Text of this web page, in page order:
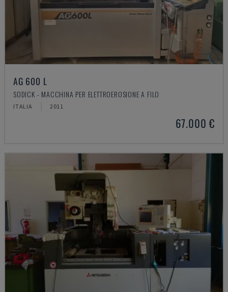
AG 600 L
SODICK - MACCHINA PER ELETTROEROSIONE A FILO
ITALIA 2011
67.000 €